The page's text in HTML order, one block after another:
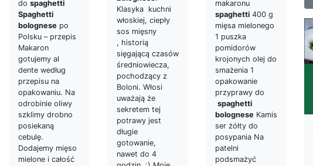
do spaghetti
Spaghetti
bolognese po
Polsku – przepis
Makaron
gotujemy al
dente według
przepisu na
opakowaniu. Na
odrobinie oliwy
szklimy drobno
posiekaną
cebulę.
Dodajemy mięso
mielone i całość
makaronu
spaghetti 400 g
mięsa mielonego
1 puszka
pomidorów
krojonych olej do
smażenia 1
opakowanie
przyprawy do
spaghetti
bolognese Kamis
ser żółty do
posypania Na
patelni
podsmażyć
Klasyka kuchni
włoskiej, ciepły
sos mięsny
, historią
sięgającą czasów
średniowiecza,
pochodzący z
Boloni. Włosi
uważają że
sekretem tej
potrawy jest
długie
gotowanie,
nawet do 4